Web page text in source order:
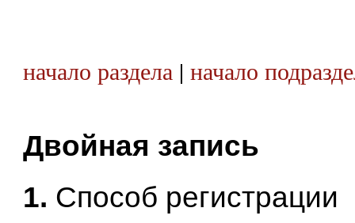
начало раздела| начало
Двойная запись
1. Способ регистрации